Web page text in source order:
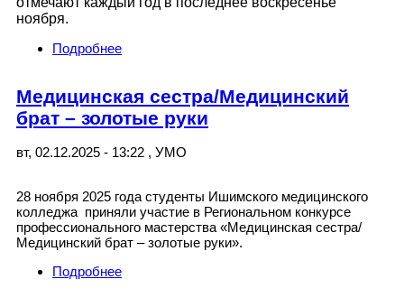
ноября.
Подробнее
Медицинская сестра/Медицинский
брат – золотые руки
вт, 02.12.2025 - 13:22 , УМО
28 ноября 2025 года студенты Ишимского медицинского
колледжа приняли участие в Региональном конкурсе
профессионального мастерства «Медицинская сестра/
Медицинский брат – золотые руки».
Подробнее